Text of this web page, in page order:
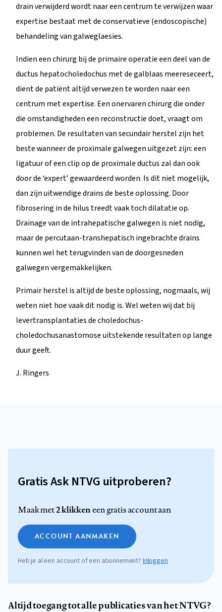
drain verwijderd wordt naar een centrum te verwijzen waar
expertise bestaat met de conservatieve (endoscopische)
behandeling van galweglaesies.
Indien een chirurg bij de primaire operatie een deel van de
ductus hepatocholedochus met de galblaas meereseceert,
dient de patiënt altijd verwezen te worden naar een
centrum met expertise. Een onervaren chirurg die onder
die omstandigheden een reconstructie doet, vraagt om
problemen. De resultaten van secundair herstel zijn het
beste wanneer de proximale galwegen uitgezet zijn: een
ligatuur of een clip op de proximale ductus zal dan ook
door de ‘expert’ gewaardeerd worden. Is dit niet mogelijk,
dan zijn uitwendige drains de beste oplossing. Door
fibrosering in de hilus treedt vaak toch dilatatie op.
Drainage van de intrahepatische galwegen is niet nodig,
maar de percutaan-transhepatisch ingebrachte drains
kunnen wel het terugvinden van de doorgesneden
galwegen vergemakkelijken.
Primair herstel is altijd de beste oplossing, nogmaals, wij
weten niet hoe vaak dit nodig is. Wel weten wij dat bij
levertransplantaties de choledochus-
choledochusanastomose uitstekende resultaten op lange
duur geeft.
J. Ringers
Gratis Ask NTVG uitproberen?
Maak met2 klikkeneen gratis account aan
ACCOUNT AANMAKEN
Heb je al een account of een abonnement? Inloggen
Altijd toegang tot alle publicaties van het NTVG?